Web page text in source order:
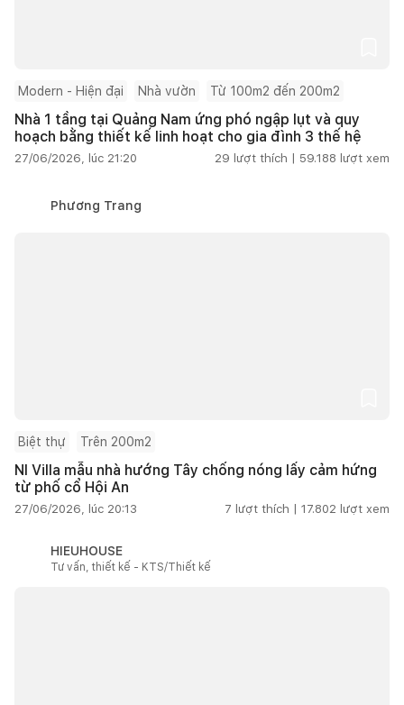
Modern - Hiện đại Nhà vườn Từ 100m2 đến 200m2
Nhà 1 tầng tại Quảng Nam ứng phó ngập lụt và quy
hoạch bằng thiết kế linh hoạt cho gia đình 3 thế hệ
27/06/2026, lúc 21:20 29 lượt thích | 59.188 lượt xem
Phương Trang
Biệt thự Trên 200m2
NI Villa mẫu nhà hướng Tây chống nóng lấy cảm hứng
từ phố cổ Hội An
27/06/2026, lúc 20:13 7 lượt thích | 17.802 lượt xem
HIEUHOUSE
Tư vấn, thiết kế - KTS/Thiết kế